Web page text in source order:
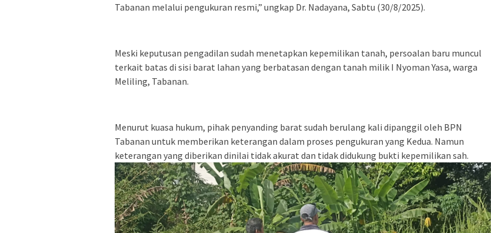
Tabanan melalui pengukuran resmi,” ungkap Dr. Nadayana, Sabtu (30/8/2025).
Meski keputusan pengadilan sudah menetapkan kepemilikan tanah, persoalan baru muncul
terkait batas di sisi barat lahan yang berbatasan dengan tanah milik I Nyoman Yasa, warga
Meliling, Tabanan.
Menurut kuasa hukum, pihak penyanding barat sudah berulang kali dipanggil oleh BPN
Tabanan untuk memberikan keterangan dalam proses pengukuran yang Kedua. Namun
keterangan yang diberikan dinilai tidak akurat dan tidak didukung bukti kepemilikan sah.